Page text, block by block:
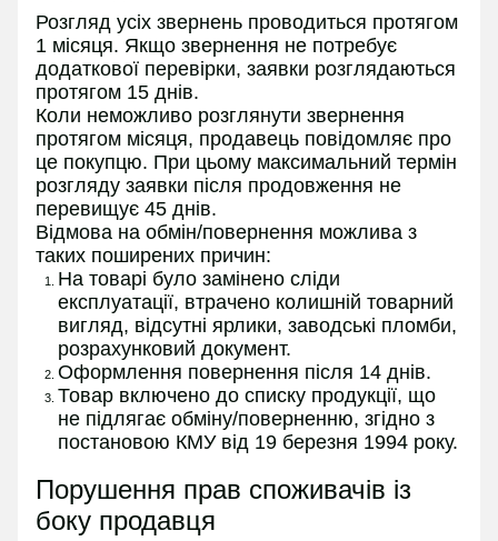
Розгляд усіх звернень проводиться протягом
1 місяця. Якщо звернення не потребує
додаткової перевірки, заявки розглядаються
протягом 15 днів.
Коли неможливо розглянути звернення
протягом місяця, продавець повідомляє про
це покупцю. При цьому максимальний термін
розгляду заявки після продовження не
перевищує 45 днів.
Відмова на обмін/повернення можлива з
таких поширених причин:
На товарі було замінено сліди
експлуатації, втрачено колишній товарний
вигляд, відсутні ярлики, заводські пломби,
розрахунковий документ.
Оформлення повернення після 14 днів.
Товар включено до списку продукції, що
не підлягає обміну/поверненню, згідно з
постановою КМУ від 19 березня 1994 року.
Порушення прав споживачів із
боку продавця